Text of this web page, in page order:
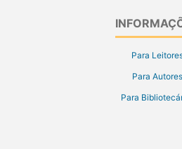
Para
Para Autores
Para